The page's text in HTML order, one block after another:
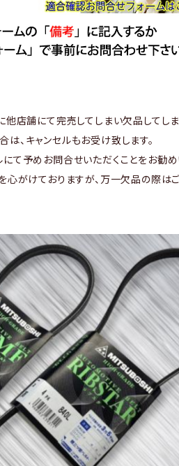
店舗にて完売してしまい欠品してしま
、キャンセルもお受け致します。
て予めお問合せいただくことをお勧め
心がけておりますが、万一欠品の際は